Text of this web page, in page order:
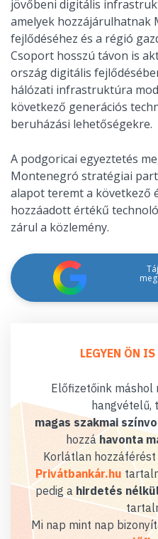
jövőbeni digitális
amelyek
fejlődéséhez és a régió
Csoport hosszú távon is
ország digitális
hálózati infrastruktúra
következő generációs
beruházási lehetőségekre.
A podgoricai egyeztetés
Montenegró stratégiai
alapot teremt a következő
hozzáadott értékű
zárul a közlemény.
LEGYEN ÖN
Előfizetőink máshol
hangvételű,
magas szakmai
hozzáhavonta
Korlátlan hozzáférést
Privátbankár.hu
pedig a hirdetés
Mi nap mint nap